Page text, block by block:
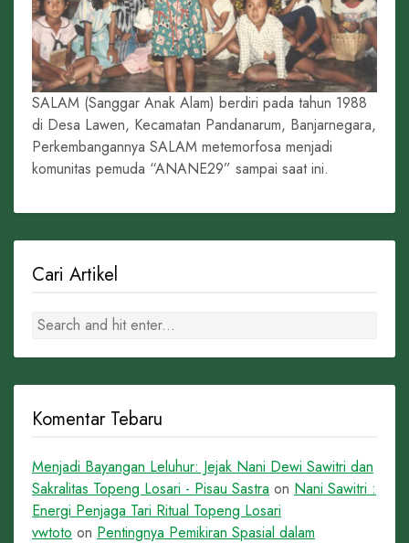
SALAM (Sanggar Anak Alam) berdiri pada tahun 1988
di Desa Lawen, Kecamatan Pandanarum, Banjarnegara,
Perkembangannya SALAM metemorfosa menjadi
komunitas pemuda “ANANE29” sampai saat ini.
Cari Artikel
Komentar Tebaru
Menjadi Bayangan Leluhur: Jejak Nani Dewi Sawitri dan
Sakralitas Topeng Losari - Pisau Sastra on Nani Sawitri :
Energi Penjaga Tari Ritual Topeng Losari
vwtoto on Pentingnya Pemikiran Spasial dalam